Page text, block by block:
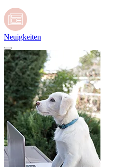
Neuigkeiten